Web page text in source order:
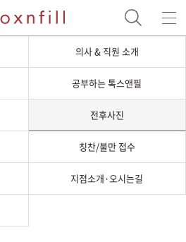
의사 & 직원 소개
공부하는 톡스앤필
전후사진
칭찬/불만 접수
지점소개·오시는길